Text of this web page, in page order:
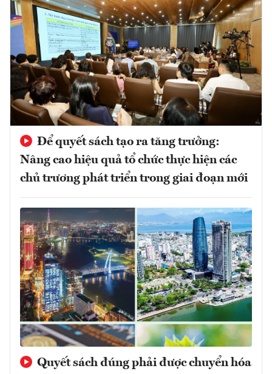
Để quyết sách tạo ra tăng trưởng:
Nâng cao hiệu quả tổ chức thực hiện các
chủ trương phát triển trong giai đoạn mới
Quyết sách đúng phải được chuyển hóa